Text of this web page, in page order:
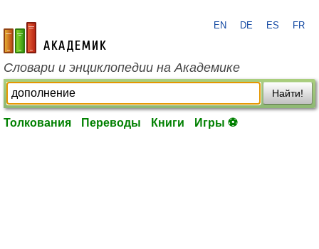
academic.ru
EN DE ES FR
Словари и энциклопедии на Академике
Найти!
Толкования Переводы Книги Игры ⚽